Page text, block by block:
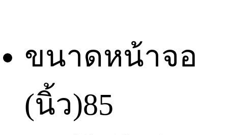
ขนาดหน้าจอ
(นิ้ว)85